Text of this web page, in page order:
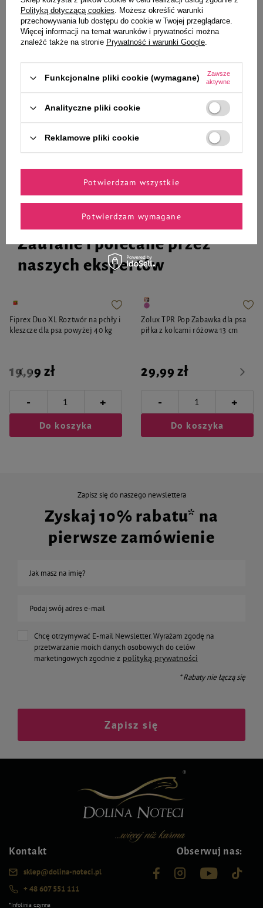
Sucha karma dla psa Rafi Classic
141,69 zł
- +
Do koszyka
Mokra karma dla psa Rafi Classic
73,49 zł 14,70 zł / kg
- +
Do koszyka
Zaufane i polecane przez
naszych ekspertów
Fiprex Duo XL Roztwór na pchły i
kleszcze dla psa powyżej 40 kg
19,99 zł
- +
Do koszyka
Zolux TPR Pop Zabawka dla psa
piłka z kolcami różowa 13 cm
29,99 zł
- +
Do koszyka
Zapisz się do naszego newslettera
Zyskaj 10% rabatu* na
pierwsze zamówienie
Jak masz na imię?
Podaj swój adres e-mail
Chcę otrzymywać E-mail Newsletter. Wyrażam zgodę na
przetwarzanie moich danych osobowych do celów
marketingowych zgodnie z polityką prywatności
* Rabaty nie łączą się
Zapisz się
Kontakt
sklep@dolina-noteci.pl
+ 48 607 551 111
*Infolinia czynna
Obserwuj nas:
Polityką dotyczącą cookies. Możesz określić warunki
przechowywania lub dostępu do cookie w Twojej przeglądarce.
Więcej informacji na temat warunków i prywatności można
znaleźć także na stronie Prywatność i warunki Google.
Funkcjonalne pliki cookie (wymagane)
Zawsze
aktywne
Analityczne pliki cookie
Reklamowe pliki cookie
Potwierdzam wymagane
Potwierdzam wszystkie